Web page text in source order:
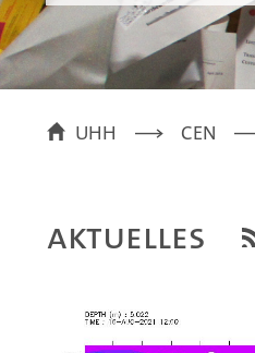
UHH CEN
Aktuelles